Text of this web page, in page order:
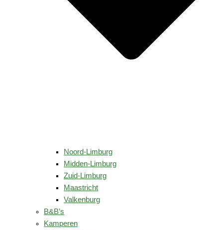
Noord-Limburg
Midden-Limburg
Zuid-Limburg
Maastricht
Valkenburg
B&B’s
Kamperen